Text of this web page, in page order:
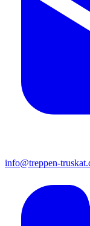
info@treppen-